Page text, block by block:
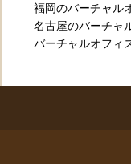
福岡のバーチャル
名古屋のバーチャ
バーチャルオフィ